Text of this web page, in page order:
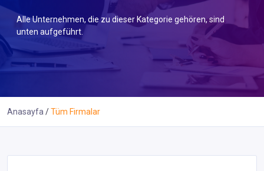
Alle Unternehmen, die zu dieser Kategorie gehören, sind
unten aufgeführt.
Anasayfa Tüm Firmalar